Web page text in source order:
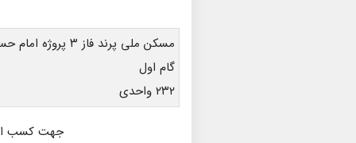
مسکن ملی پرند فاز ۳ پروژه امام حسن
گام اول
۲۳۲ واحدی
جهت کسب